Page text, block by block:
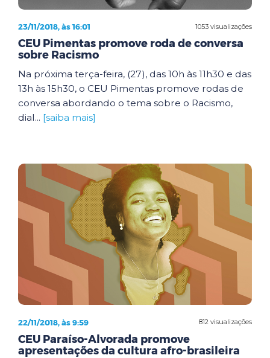
1053 visualizações
23/11/2018, às 16:01
CEU Pimentas promove roda de conversa
sobre Racismo
Na próxima terça-feira, (27), das 10h às 11h30 e das
13h às 15h30, o CEU Pimentas promove rodas de
conversa abordando o tema sobre o Racismo,
dial... [saiba mais]
812 visualizações
22/11/2018, às 9:59
CEU Paraíso-Alvorada promove
apresentações da cultura afro-brasileira